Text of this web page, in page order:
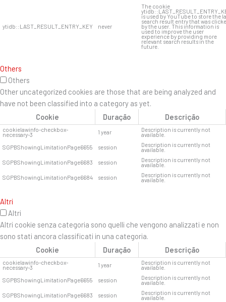
ytidb::LAST_RESULT_ENTRY_KEY never
The cookie
is used by YouTube to store the
search result entry that was
by the user. This information is
used to improve the user
experience by providing more
relevant search results in the
future.
Others
Others
Other uncategorized cookies are those that are being analyzed and
have not been classified into a category as yet.
Cookie
Duração Descrição
cookielawinfo-checkbox-
necessary-3 1 year Description is currently not
available.
SGPBShowingLimitationPage6655
session Description is currently not
available.
SGPBShowingLimitationPage6683
session Description is currently not
available.
SGPBShowingLimitationPage6684
session Description is currently not
available.
Altri
Altri
Altri cookie senza categoria sono quelli che vengono analizzati e non
sono stati ancora classificati in una categoria.
Cookie
Duração Descrição
cookielawinfo-checkbox-
necessary-3 1 year Description is currently not
available.
SGPBShowingLimitationPage6655
session Description is currently not
available.
SGPBShowingLimitationPage6683
session Description is currently not
available.